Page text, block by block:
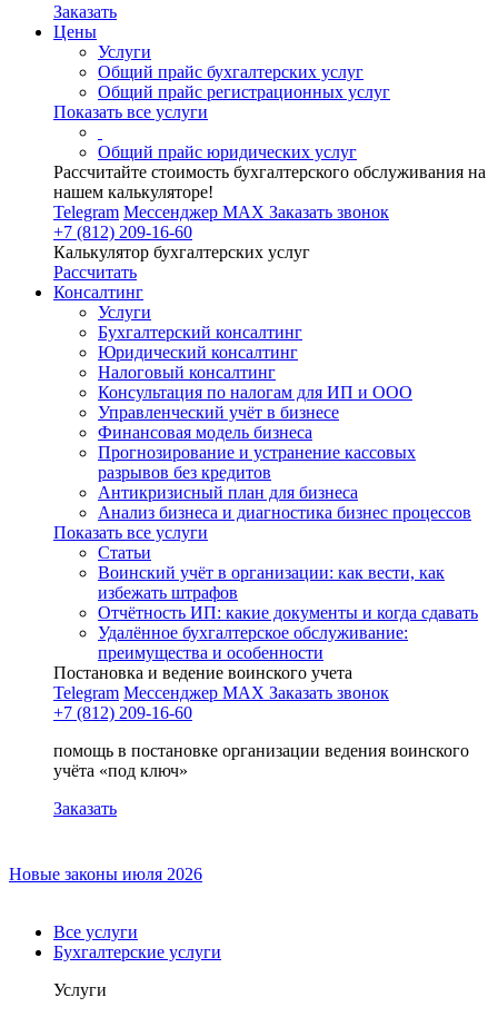
Заказать
Цены
Услуги
Общий прайс бухгалтерских услуг
Общий прайс регистрационных услуг
Показать все услуги
Общий прайс юридических услуг
Рассчитайте стоимость бухгалтерского обслуживания на
нашем калькуляторе!
Telegram Мессенджер MAX Заказать звонок
+7 (812) 209-16-60
Калькулятор бухгалтерских услуг
Рассчитать
Консалтинг
Услуги
Бухгалтерский консалтинг
Юридический консалтинг
Налоговый консалтинг
Консультация по налогам для ИП и ООО
Управленческий учёт в бизнесе
Финансовая модель бизнеса
Прогнозирование и устранение кассовых
разрывов без кредитов
Антикризисный план для бизнеса
Анализ бизнеса и диагностика бизнес процессов
Показать все услуги
Статьи
Воинский учёт в организации: как вести, как
избежать штрафов
Отчётность ИП: какие документы и когда сдавать
Удалённое бухгалтерское обслуживание:
преимущества и особенности
Постановка и ведение воинского учета
Telegram Мессенджер MAX Заказать звонок
+7 (812) 209-16-60
помощь в постановке организации ведения воинского
учёта «под ключ»
Заказать
Новые законы июля 2026
Все услуги
Бухгалтерские услуги
Услуги